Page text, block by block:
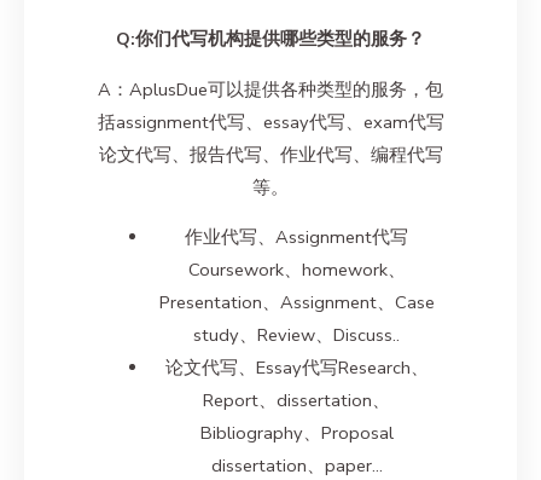
Q:你们代写机构提供哪些类型的服务？
A：AplusDue可以提供各种类型的服务，包
括assignment代写、essay代写、exam代写
论文代写、报告代写、作业代写、编程代写
等。
作业代写、Assignment代写
Coursework、homework、
Presentation、Assignment、Case
study、Review、Discuss..
论文代写、Essay代写Research、
Report、dissertation、
Bibliography、Proposal
dissertation、paper…